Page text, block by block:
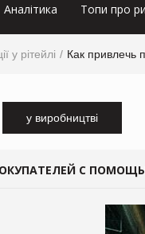
Аналітика Топи про
у рітейлі Как привлечь
у виробництві
С